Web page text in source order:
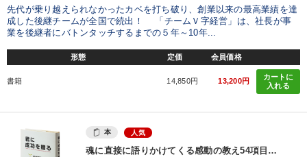
先代が乗り越えられなかったカベを打ち破り、創業以来の最高業績を達
成した後継チームが全国で続出！ 「チームＶ字経営」は、社長が事
業を後継者にバトンタッチするまでの５年～10年...
形態 定価 会員価格
書籍 14,850円 13,200円
カートに
入れる
本 人気
魂に直接に語りかけてくる感動の教え54項目…